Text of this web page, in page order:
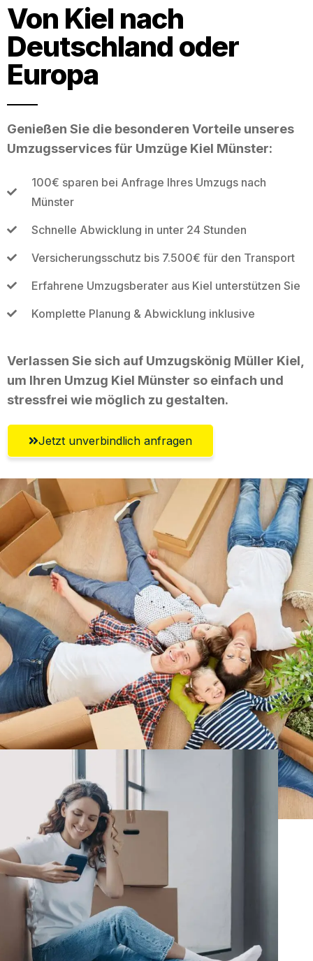
Von Kiel nach
Deutschland oder
Europa
Genießen Sie die besonderen Vorteile unseres
Umzugsservices für Umzüge Kiel Münster:
100€ sparen bei Anfrage Ihres Umzugs nach
Münster
Schnelle Abwicklung in unter 24 Stunden
Versicherungsschutz bis 7.500€ für den Transport
Erfahrene Umzugsberater aus Kiel unterstützen Sie
Komplette Planung & Abwicklung inklusive
Verlassen Sie sich auf Umzugskönig Müller Kiel,
um Ihren Umzug Kiel Münster so einfach und
stressfrei wie möglich zu gestalten.
Jetzt unverbindlich anfragen